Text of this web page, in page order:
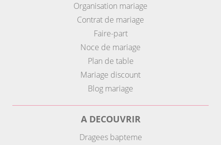
Organisation mariage
Contrat de mariage
Faire-part
Noce de mariage
Plan de table
Mariage discount
Blog mariage
A DECOUVRIR
Dragees bapteme